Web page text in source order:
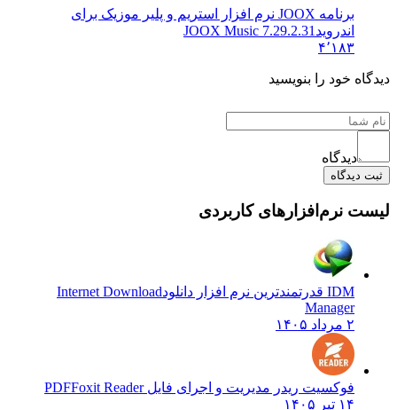
برنامه JOOX نرم افزار استریم و پلیر موزیک برای
اندروید 7.29.2.31 JOOX Music
۴٬۱۸۳
دیدگاه خود را بنویسید
دیدگاه
ثبت دیدگاه
لیست نرم‌افزارهای کاربردی
IDM قدرتمندترین نرم افزار دانلود
Internet Download
Manager
۲ مرداد ۱۴۰۵
فوکسیت ریدر مدیریت و اجرای فایل PDFFoxit Reader
۱۴ تیر ۱۴۰۵